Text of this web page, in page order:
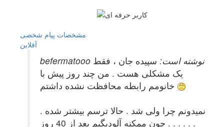
مشخصات پیام شخصی
آفلاين
befermatooo نوشته است: سپیده جان ، فقط
یک مشکلی هست . من چند روز پیش با
نمیدونم چرا ولی شد . حالا ترسم بیشتر شده .
چون ممکنه آلودیگیم بعد از 40 روز . . . . . .